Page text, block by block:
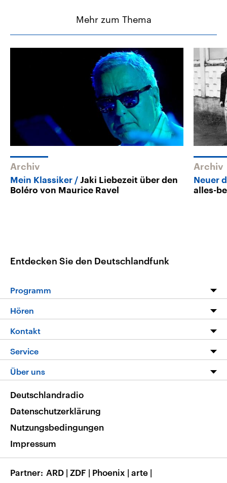
Mehr zum Thema
Archiv
Mein Klassiker
Jaki Liebezeit über den
Boléro von Maurice Ravel
Archiv
Neuer
alles-
Entdecken Sie den Deutschlandfunk
Programm
Programm
Die Nachrichten
Nachrichtenleicht
Neue Beiträge auf dlf.de
Hören
Livestream
Podcasts
Deutschlandfunk App
Nachrichten App
Frequenzen
Kontakt
Hörerservice
Service
FAQ
Veranstaltungen
Musikliste
RSS
Über uns
Barrierefreiheit
Deutschlandradio
Datenschutzerklärung
Nutzungsbedingungen
Impressum
Partner ARD | ZDF | Phoenix | arte |